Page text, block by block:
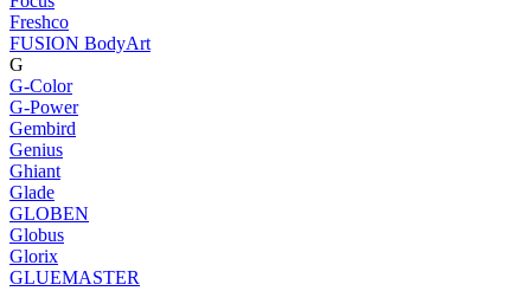
Freshco
FUSION BodyArt
G
G-Color
G-Power
Gembird
Genius
Ghiant
Glade
GLOBEN
Globus
Glorix
GLUEMASTER